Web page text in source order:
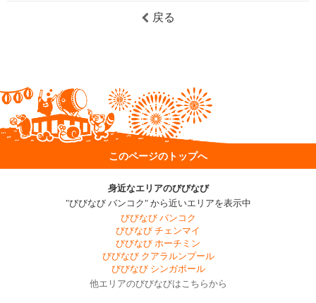
戻る
このページのトップへ
身近なエリアのびびなび
"びびなび バンコク" から近いエリアを表示中
びびなび バンコク
びびなび チェンマイ
びびなび ホーチミン
びびなび クアラルンプール
びびなび シンガポール
他エリアのびびなびはこちらから